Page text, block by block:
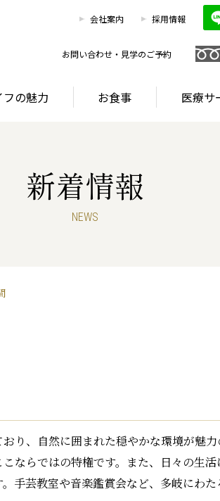
会社案内 採用情報
お問い合わせ・見学のご予約
の魅力 お食事 医療サ
お客様相談室
首都圏・東海エリア
ロングライフの魅力
理由 サービス
新着情報
NEWS
り、自然に囲まれた穏やかな環境が魅
ならではの特権です。また、日々の生
手芸教室や音楽鑑賞会など、多岐にわ